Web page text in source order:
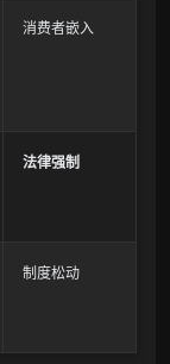
消费者嵌入
法律强制
制度松动